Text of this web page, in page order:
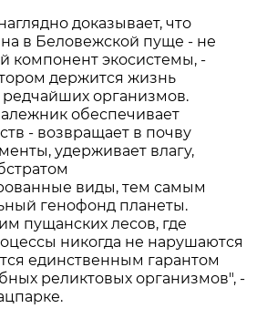
доказывает, что
в Беловежской пуще - не
компонент экосистемы, -
держится жизнь
организмов.
обеспечивает
- возвращает в почву
удерживает влагу,
виды, тем самым
генофонд планеты.
пущанских лесов, где
никогда не нарушаются
единственным гарантом
реликтовых организмов", -